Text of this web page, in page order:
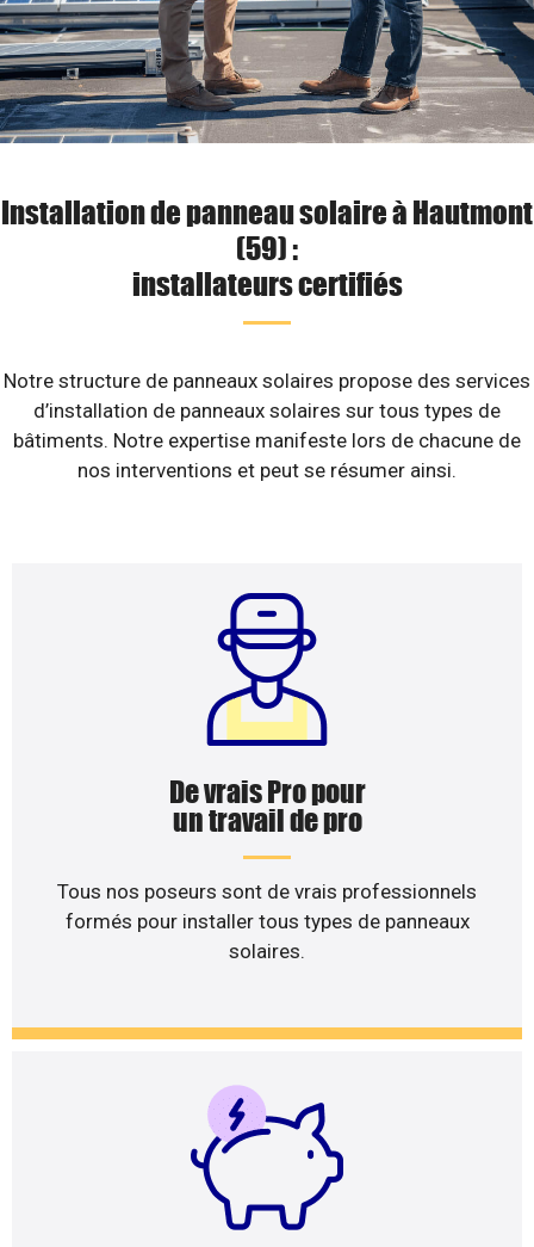
Installation de panneau solaire à Hautmont
(59) :
installateurs certifiés
Notre structure de panneaux solaires propose des services
d’installation de panneaux solaires sur tous types de
bâtiments. Notre expertise manifeste lors de chacune de
nos interventions et peut se résumer ainsi.
De vrais Pro pour
un travail de pro
Tous nos poseurs sont de vrais professionnels
formés pour installer tous types de panneaux
solaires.